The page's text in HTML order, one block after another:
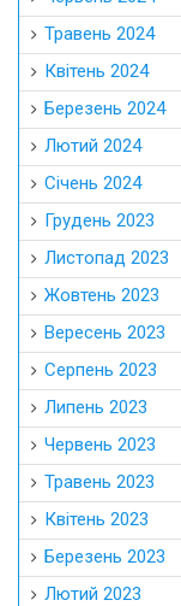
Травень 2024
Квітень 2024
Березень 2024
Лютий 2024
Січень 2024
Грудень 2023
Листопад 2023
Жовтень 2023
Вересень 2023
Серпень 2023
Липень 2023
Червень 2023
Травень 2023
Квітень 2023
Березень 2023
Лютий 2023